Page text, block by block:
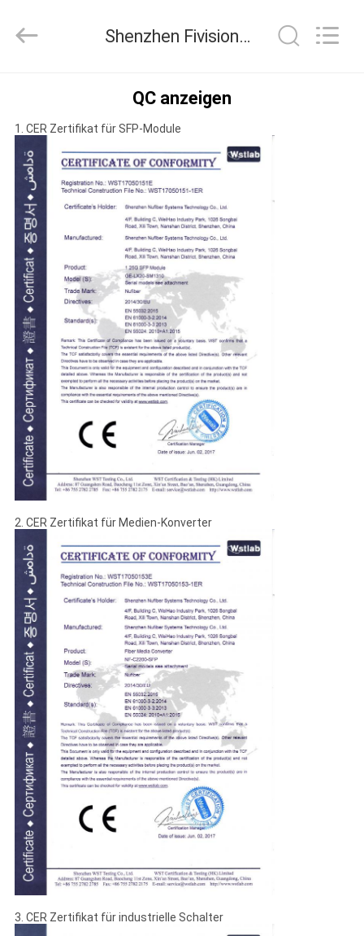
PRODUKTE
ÜBER
UNS
FABRIK-
AUSFLUG
QUALITÄTSKONTROLLE
TRETEN
SIE
MIT
UNS
IN
VERBINDUNG
NACHRICHTEN
FORDERN
SIE
EIN
ZITAT
SITEMAP
DATENSCHUTZRICHTLINIE
Rights
Shenzhen Fivision Digital Technology Co.,Ltd Qualitätskontrolle
QC anzeigen
1. CER Zertifikat für SFP-Module
2. CER Zertifikat für Medien-Konverter
3. CER Zertifikat für industrielle Schalter